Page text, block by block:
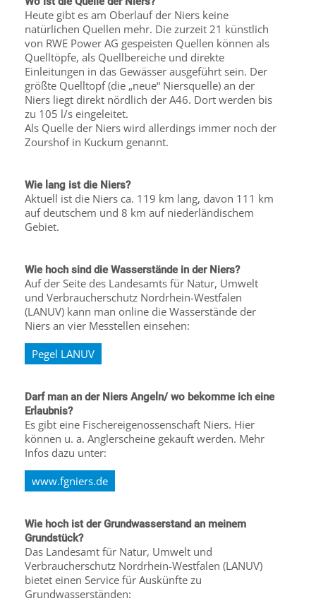
Heute gibt es am Oberlauf der Niers keine
natürlichen Quellen mehr. Die zurzeit 21 künstlich
von RWE Power AG gespeisten Quellen können als
Quelltöpfe, als Quellbereiche und direkte
Einleitungen in das Gewässer ausgeführt sein. Der
größte Quelltopf (die „neue“ Niersquelle) an der
Niers liegt direkt nördlich der A46. Dort werden bis
zu 105 l/s eingeleitet.
Als Quelle der Niers wird allerdings immer noch der
Zourshof in Kuckum genannt.
Wie lang ist die Niers?
Aktuell ist die Niers ca. 119 km lang, davon 111 km
auf deutschem und 8 km auf niederländischem
Gebiet.
Wie hoch sind die Wasserstände in der Niers?
Auf der Seite des Landesamts für Natur, Umwelt
und Verbraucherschutz Nordrhein-Westfalen
(LANUV) kann man online die Wasserstände der
Niers an vier Messtellen einsehen:
Pegel LANUV
Darf man an der Niers Angeln/ wo bekomme ich eine
Erlaubnis?
Es gibt eine Fischereigenossenschaft Niers. Hier
können u. a. Anglerscheine gekauft werden. Mehr
Infos dazu unter:
www.fgniers.de
Wie hoch ist der Grundwasserstand an meinem
Grundstück?
Das Landesamt für Natur, Umwelt und
Verbraucherschutz Nordrhein-Westfalen (LANUV)
bietet einen Service für Auskünfte zu
Grundwasserständen: